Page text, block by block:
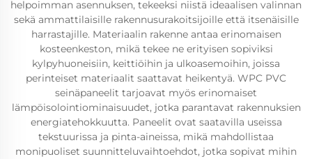
helpoimman asennuksen, tekeeksi niistä ideaalisen valinnan
sekä ammattilaisille rakennusurakoitsijoille että itsenäisille
harrastajille. Materiaalin rakenne antaa erinomaisen
kosteenkeston, mikä tekee ne erityisen sopiviksi
kylpyhuoneisiin, keittiöihin ja ulkoasemoihin, joissa
perinteiset materiaalit saattavat heikentyä. WPC PVC
seinäpaneelit tarjoavat myös erinomaiset
lämpöisolointiominaisuudet, jotka parantavat rakennuksien
energiatehokkuutta. Paneelit ovat saatavilla useissa
tekstuurissa ja pinta-aineissa, mikä mahdollistaa
monipuoliset suunnitteluvaihtoehdot, jotka sopivat mihin